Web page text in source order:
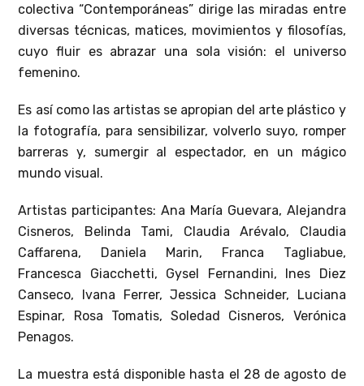
colectiva “Contemporáneas” dirige las miradas entre
diversas técnicas, matices, movimientos y filosofías,
cuyo fluir es abrazar una sola visión: el universo
femenino.
Es así como las artistas se apropian del arte plástico y
la fotografía, para sensibilizar, volverlo suyo, romper
barreras y, sumergir al espectador, en un mágico
mundo visual.
Artistas participantes: Ana María Guevara, Alejandra
Cisneros, Belinda Tami, Claudia Arévalo, Claudia
Caffarena, Daniela Marin, Franca Tagliabue,
Francesca Giacchetti, Gysel Fernandini, Ines Diez
Canseco, Ivana Ferrer, Jessica Schneider, Luciana
Espinar, Rosa Tomatis, Soledad Cisneros, Verónica
Penagos.
La muestra está disponible hasta el 28 de agosto de